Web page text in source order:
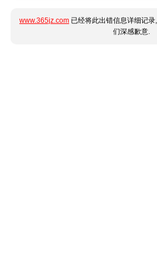
www.365jz.com 已经将此出错信息详细记
们深感歉意.